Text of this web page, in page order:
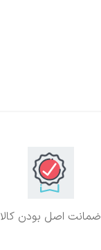
ضمانت اصل بودن کالا